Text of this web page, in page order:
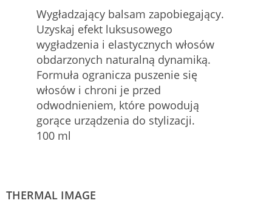
Wygładzający balsam zapobiegający.
Uzyskaj efekt luksusowego
wygładzenia i elastycznych włosów
obdarzonych naturalną dynamiką.
Formuła ogranicza puszenie się
włosów i chroni je przed
odwodnieniem, które powodują
gorące urządzenia do stylizacji.
100 ml
THERMAL IMAGE